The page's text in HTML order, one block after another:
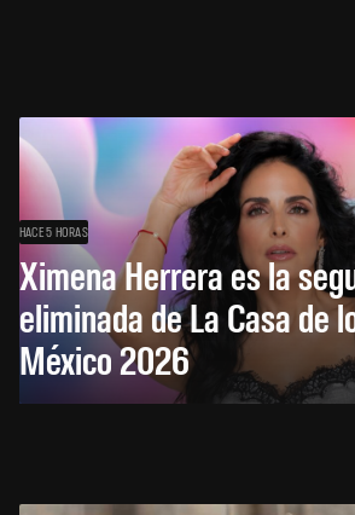
HACE 5 HORAS
Ximena Herrera es la
eliminada de La Casa de
México 2026